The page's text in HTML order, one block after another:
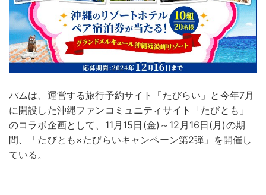
パムは、運営する旅行予約サイト「たびらい」と今年7月
に開設した沖縄ファンコミュニティサイト「たびとも」
のコラボ企画として、11月15日(金)～12月16日(月)の期
間、「たびとも×たびらいキャンペーン第2弾」を開催し
ている。